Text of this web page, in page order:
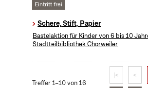
Eintritt frei
Schere, Stift, Papier
Bastelaktion für Kinder von 6 bis 10
Stadtteilbibliothek Chorweiler
Treffer 1–10 von 16
|< <